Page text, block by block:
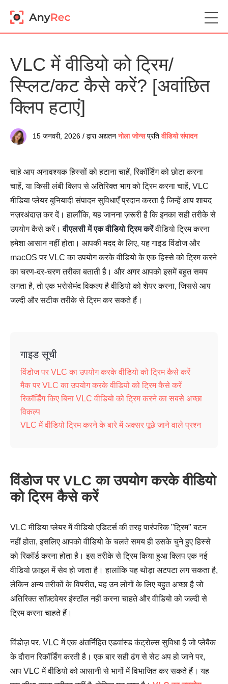
VLC में वीडियो को ट्रिम/
स्प्लिट/कट कैसे करें? [अवांछित
क्लिप हटाएं]
15 जनवरी, 2026 / द्वारा अद्यतन नोला जोन्सप्रतिवीडियो संपादन
चाहे आप अनावश्यक हिस्सों को हटाना चाहें, रिकॉर्डिंग को छोटा करना
चाहें, या किसी लंबी क्लिप से अतिरिक्त भाग को ट्रिम करना चाहें, VLC
मीडिया प्लेयर बुनियादी संपादन सुविधाएँ प्रदान करता है जिन्हें आप शायद
नज़रअंदाज़ कर दें। हालाँकि, यह जानना ज़रूरी है कि इनका सही तरीके से
उपयोग कैसे करें।वीएलसी में एक वीडियो ट्रिम करेंवीडियो ट्रिम करना
हमेशा आसान नहीं होता। आपकी मदद के लिए, यह गाइड विंडोज और
macOS पर VLC का उपयोग करके वीडियो के एक हिस्से को ट्रिम करने
का चरण-दर-चरण तरीका बताती है। और अगर आपको इसमें बहुत समय
लगता है, तो एक भरोसेमंद विकल्प है वीडियो को शेयर करना, जिससे आप
जल्दी और सटीक तरीके से ट्रिम कर सकते हैं।
गाइड सूची
विंडोज पर VLC का उपयोग करके वीडियो को ट्रिम कैसे करें
मैक पर VLC का उपयोग करके वीडियो को ट्रिम कैसे करें
रिकॉर्डिंग किए बिना VLC वीडियो को ट्रिम करने का सबसे अच्छा
विकल्प
VLC में वीडियो ट्रिम करने के बारे में अक्सर पूछे जाने वाले प्रश्न
विंडोज पर VLC का उपयोग करके वीडियो
को ट्रिम कैसे करें
VLC मीडिया प्लेयर में वीडियो एडिटर्स की तरह पारंपरिक "ट्रिम" बटन
नहीं होता, इसलिए आपको वीडियो के चलते समय ही उसके चुने हुए हिस्से
को रिकॉर्ड करना होता है। इस तरीके से ट्रिम किया हुआ क्लिप एक नई
वीडियो फ़ाइल में सेव हो जाता है। हालांकि यह थोड़ा अटपटा लग सकता है,
लेकिन अन्य तरीकों के विपरीत, यह उन लोगों के लिए बहुत अच्छा है जो
अतिरिक्त सॉफ़्टवेयर इंस्टॉल नहीं करना चाहते और वीडियो को जल्दी से
ट्रिम करना चाहते हैं।
विंडोज़ पर, VLC में एक अंतर्निहित एडवांस्ड कंट्रोल्स सुविधा है जो प्लेबैक
के दौरान रिकॉर्डिंग करती है। एक बार सही ढंग से सेट अप हो जाने पर,
आप VLC में वीडियो को आसानी से भागों में विभाजित कर सकते हैं। यह